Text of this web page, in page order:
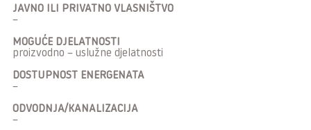
JAVNO ILI PRIVATNO VLASNIŠTVO
–
MOGUĆE DJELATNOSTI
proizvodno – uslužne djelatnosti
DOSTUPNOST ENERGENATA
–
ODVODNJA/KANALIZACIJA
–